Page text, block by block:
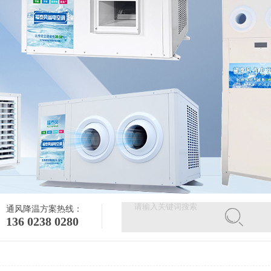
通风降温方案热线：
136 0238 0280